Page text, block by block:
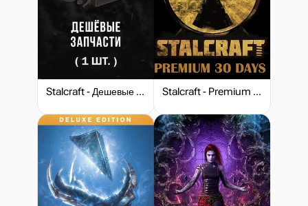
Stalcraft - Дешевые запчасти (1) Stalcraft - Premium 30 days